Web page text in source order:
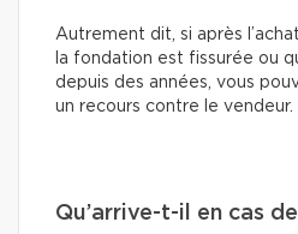
Autrement dit, si après
la fondation est fissurée ou
depuis des années, vous
un recours contre le vendeur.
Qu’arrive-t-il en cas